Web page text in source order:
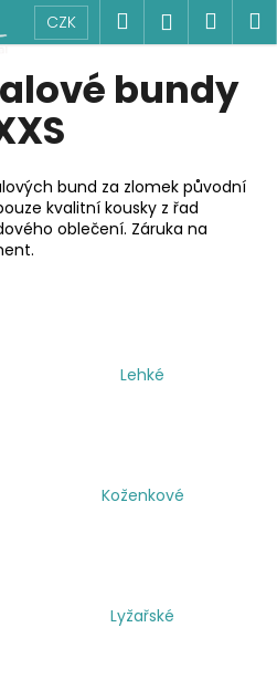
CZK Hledat
bundy
bund za zlomek původní
kvalitní kousky z řad
oblečení. Záruka na
Lehké
Koženkové
Lyžařské